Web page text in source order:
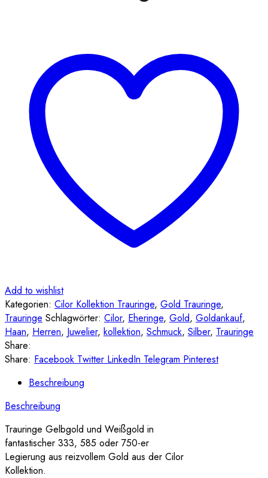
Add to wishlist
Kategorien: Cilor Kollektion Trauringe, Gold Trauringe,
Trauringe Schlagwörter: Cilor, Eheringe, Gold, Goldankauf,
Haan, Herren, Juwelier, kollektion, Schmuck, Silber, Trauringe
Share:
Share: Facebook Twitter LinkedIn Telegram Pinterest
Beschreibung
Beschreibung
Trauringe Gelbgold und Weißgold in
fantastischer 333, 585 oder 750-er
Legierung aus reizvollem Gold aus der Cilor
Kollektion.